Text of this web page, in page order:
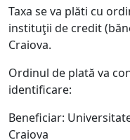
Taxa se va plăti cu
instituţii de credit
Craiova.
Ordinul de plată va
identificare:
Beneficiar:
Craiova